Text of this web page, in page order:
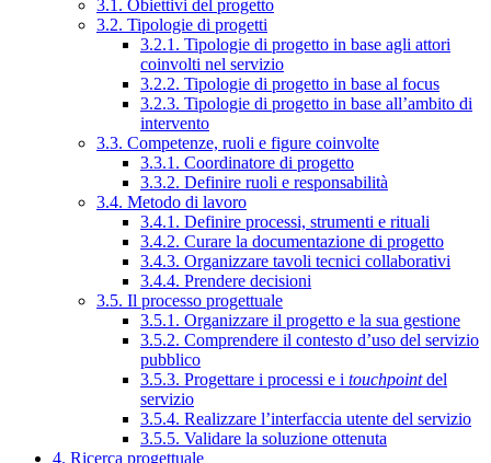
3.1. Obiettivi del progetto
3.2. Tipologie di progetti
3.2.1. Tipologie di progetto in base agli attori
coinvolti nel servizio
3.2.2. Tipologie di progetto in base al focus
3.2.3. Tipologie di progetto in base all’ambito di
intervento
3.3. Competenze, ruoli e figure coinvolte
3.3.1. Coordinatore di progetto
3.3.2. Definire ruoli e responsabilità
3.4. Metodo di lavoro
3.4.1. Definire processi, strumenti e rituali
3.4.2. Curare la documentazione di progetto
3.4.3. Organizzare tavoli tecnici collaborativi
3.4.4. Prendere decisioni
3.5. Il processo progettuale
3.5.1. Organizzare il progetto e la sua gestione
3.5.2. Comprendere il contesto d’uso del servizio
pubblico
3.5.3. Progettare i processi e i touchpointdel
servizio
3.5.4. Realizzare l’interfaccia utente del servizio
3.5.5. Validare la soluzione ottenuta
4. Ricerca progettuale